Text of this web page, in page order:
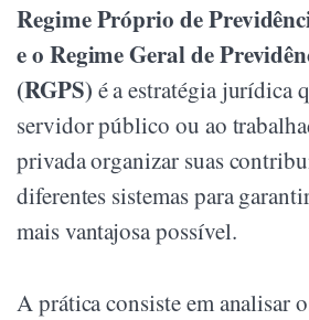
Regime Próprio de
e o Regime Geral de
(RGPS) é a estratégia jurídica
servidor público ou ao
privada organizar suas
diferentes sistemas para
mais vantajosa possível.
A prática consiste em analisar